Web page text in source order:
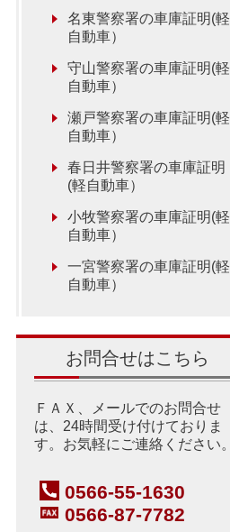
名東警察署の車庫証明(軽
自動車）
守山警察署の車庫証明(軽
自動車）
瀬戸警察署の車庫証明(軽
自動車）
春日井警察署の車庫証明
(軽自動車）
小牧警察署の車庫証明(軽
自動車）
一宮警察署の車庫証明(軽
自動車）
お問合せはこちら
ＦＡＸ、メールでのお問合せ
は、24時間受け付けておりま
す。お気軽にご連絡ください。
0566-55-1630
0566-87-7782